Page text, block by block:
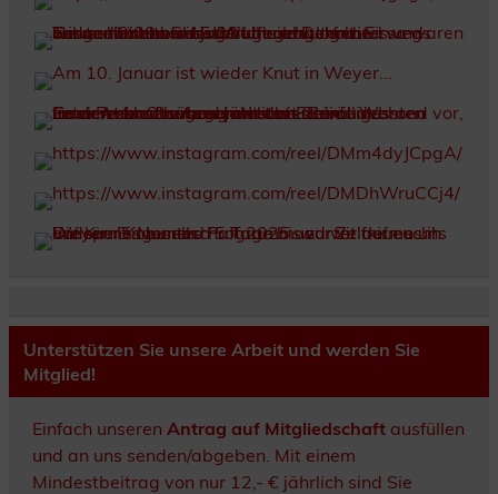
Unterstützen Sie unsere Arbeit und werden Sie
Mitglied!
Einfach unseren Antrag auf Mitgliedschaftausfüllen
und an uns senden/abgeben. Mit einem
Mindestbeitrag von nur 12,- € jährlich sind Sie